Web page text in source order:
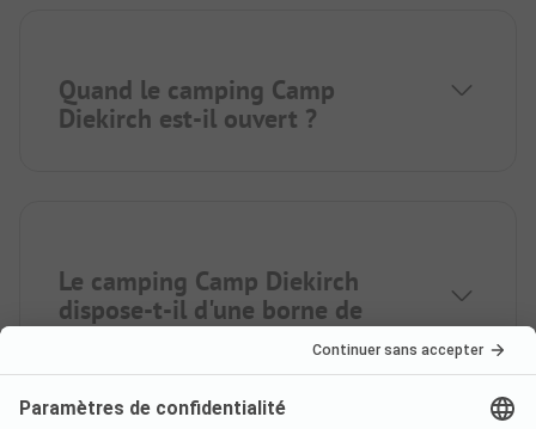
Quand le camping Camp
Diekirch est-il ouvert ?
Le camping Camp Diekirch
dispose-t-il d'une borne de